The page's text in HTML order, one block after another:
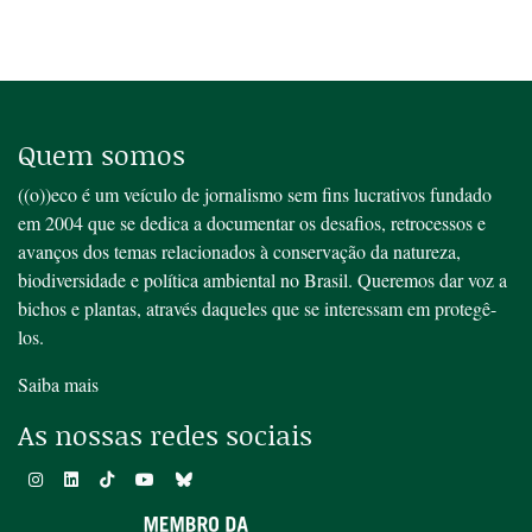
Quem somos
((o))eco é um veículo de jornalismo sem fins lucrativos fundado
em 2004 que se dedica a documentar os desafios, retrocessos e
avanços dos temas relacionados à conservação da natureza,
biodiversidade e política ambiental no Brasil. Queremos dar voz a
bichos e plantas, através daqueles que se interessam em protegê-
los.
Saiba mais
As nossas redes sociais